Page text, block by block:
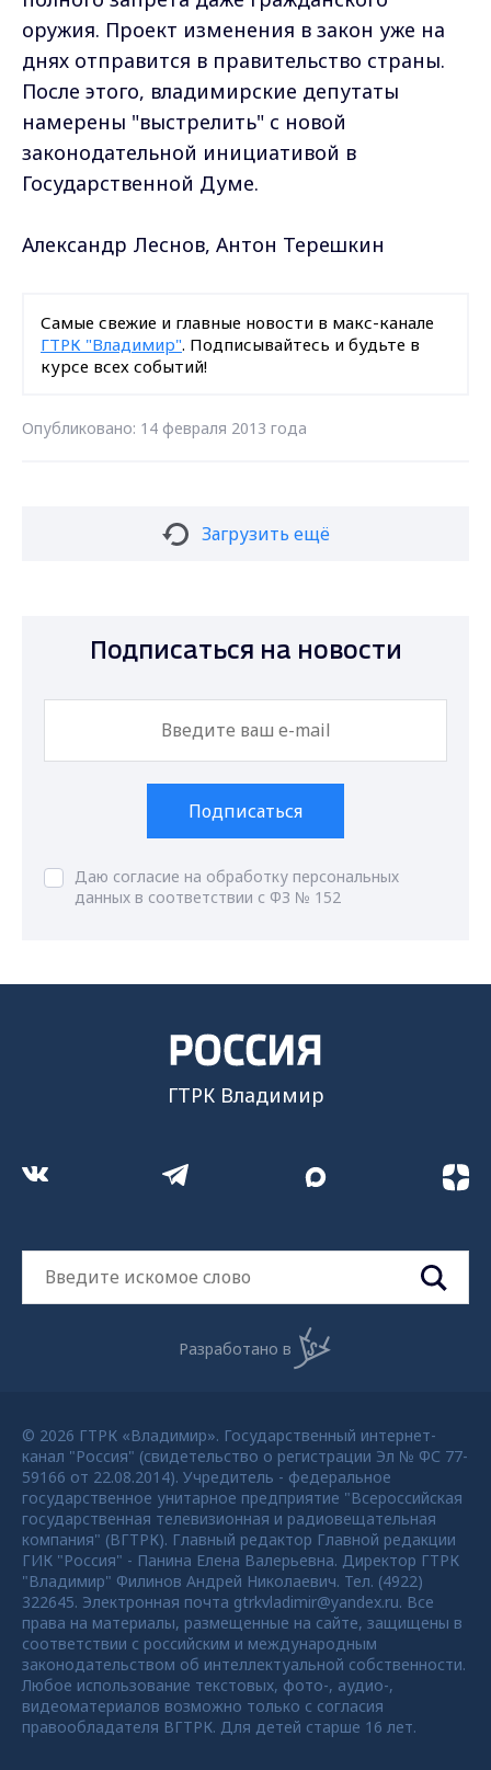
оружия. Проект изменения в закон уже на
днях отправится в правительство страны.
После этого, владимирские депутаты
намерены "выстрелить" с новой
законодательной инициативой в
Государственной Думе.
Александр Леснов, Антон Терешкин
Самые свежие и главные новости в макс-канале
ГТРК "Владимир". Подписывайтесь и будьте в
курсе всех событий!
Опубликовано: 14 февраля 2013 года
Загрузить ещё
Подписаться на новости
Подписаться
Даю согласие на обработку персональных
данных в соответствии с ФЗ № 152
ГТРК Владимир
Разработано в
© 2026 ГТРК «Владимир». Государственный интернет-
канал "Россия" (свидетельство о регистрации Эл № ФС 77-
59166 от 22.08.2014). Учредитель - федеральное
государственное унитарное предприятие "Всероссийская
государственная телевизионная и радиовещательная
компания" (ВГТРК). Главный редактор Главной редакции
ГИК "Россия" - Панина Елена Валерьевна. Директор ГТРК
"Владимир" Филинов Андрей Николаевич. Тел. (4922)
322645. Электронная почта gtrkvladimir@yandex.ru. Все
права на материалы, размещенные на сайте, защищены в
соответствии с российским и международным
законодательством об интеллектуальной собственности.
Любое использование текстовых, фото-, аудио-,
видеоматериалов возможно только с согласия
правообладателя ВГТРК. Для детей старше 16 лет.